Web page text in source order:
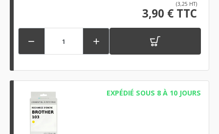
(3,25 HT)
3,90 € TTC
 
EXPÉDIÉ SOUS 8 À 10 JOURS